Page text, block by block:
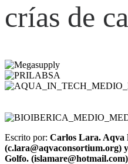
crías de
Escrito por: Carlos Lara. Aqva
(c.lara@aqvaconsortium.org)
Golfo. (islamare@hotmail.com)